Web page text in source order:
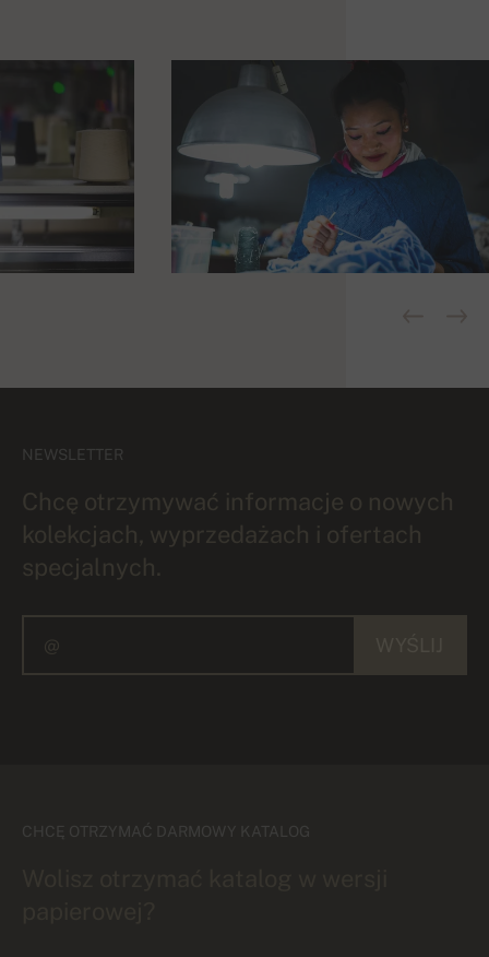
NEWSLETTER
Chcę otrzymywać informacje o nowych
kolekcjach, wyprzedażach i ofertach
specjalnych.
CHCĘ OTRZYMAĆ DARMOWY KATALOG